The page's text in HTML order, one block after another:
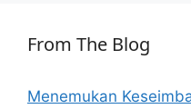
From The Blog
Menemukan